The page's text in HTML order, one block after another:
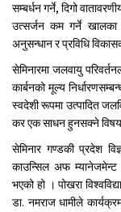
सम्बर्धन गर्ने, दिगो
उत्सर्जन कम गर्ने खालका
अनुसन्धान र प्रविधि
सेमिनारमा जलवायु
कार्बनको मूल्य
स्वदेशी रूपमा उत्पादित
कर एक साधन हुनसक्ने
सेमिनार गण्डकी प्रदेश
काउन्सिल अफ
भएको हो । पोखरा
डा. नमराज धामीले